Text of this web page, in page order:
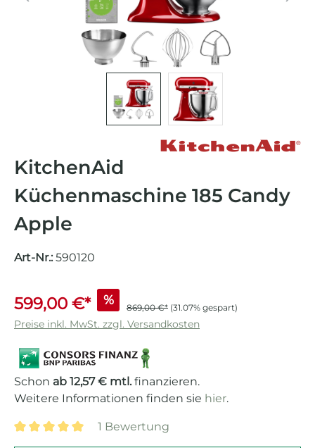
KitchenAid
Küchenmaschine 185 Candy
Apple
Art-Nr.: 590120
599,00 €* % 869,00 €* (31.07% gespart)
Preise inkl. MwSt. zzgl. Versandkosten
Schon ab 12,57 € mtl. finanzieren.
Weitere Informationen finden sie hier.
1 Bewertung